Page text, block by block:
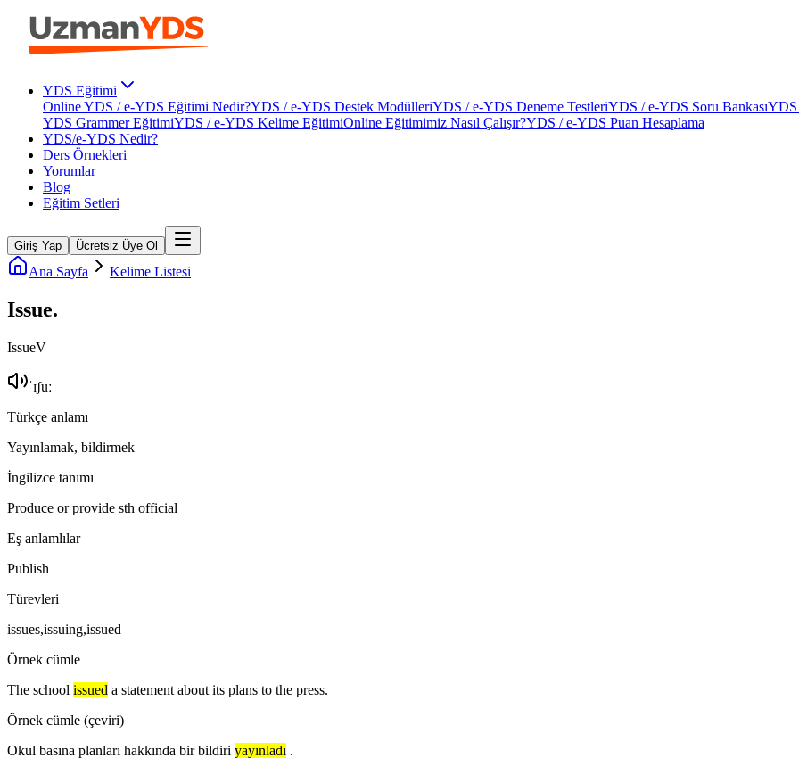
YDS Eğitimi
Online YDS / e-YDS Eğitimi Nedir?YDS / e-YDS Destek ModülleriYDS / e-YDS Deneme TestleriYDS / e-YDS Soru BankasıYDS
YDS Grammer EğitimiYDS / e-YDS Kelime EğitimiOnline Eğitimimiz Nasıl Çalışır?YDS / e-YDS Puan Hesaplama
YDS/e-YDS Nedir?
Ders Örnekleri
Yorumlar
Blog
Eğitim Setleri
Giriş Yap Ücretsiz Üye Ol
Ana Sayfa Kelime Listesi
Issue.
IssueV
ˈɪʃuː
Türkçe anlamı
Yayınlamak, bildirmek
İngilizce tanımı
Produce or provide sth official
Eş anlamlılar
Publish
Türevleri
issues,issuing,issued
Örnek cümle
The school issued a statement about its plans to the press.
Örnek cümle (çeviri)
Okul basına planları hakkında bir bildiri yayınladı .